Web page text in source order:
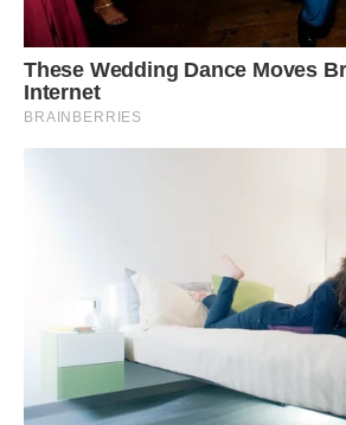
На вулиці Валентина Петрівна
поглядом і заплакала. Від неї відняли
було.
Удома вона так і не доторкнулася до